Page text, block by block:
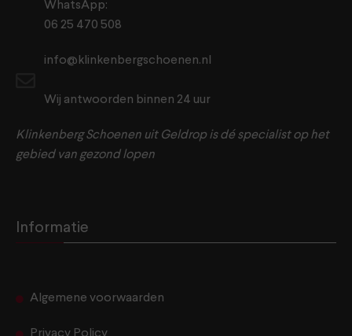
WhatsApp:
06 25 470 508
info@klinkenbergschoenen.nl
Wij antwoorden binnen 24 uur
Klinkenberg Schoenen uit Geldrop is dé specialist op het
gebied van gezond lopen
Informatie
Algemene voorwaarden